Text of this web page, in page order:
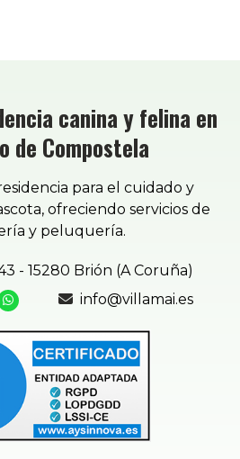
canina y felina en
de Compostela
para el cuidado y
ofreciendo servicios de
y peluquería.
- 15280 Brión (A Coruña)
info@villamai.es